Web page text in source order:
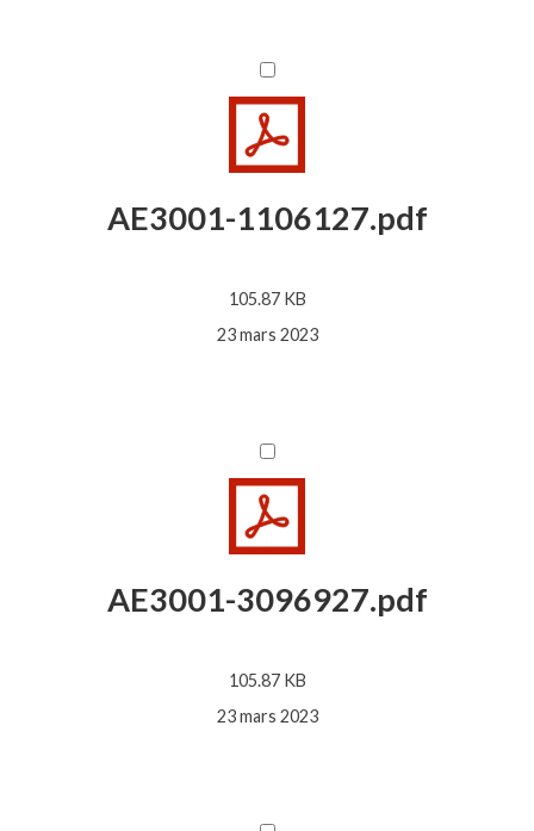
AE3001-1106127.pdf
105.87 KB
23 mars 2023
AE3001-3096927.pdf
105.87 KB
23 mars 2023